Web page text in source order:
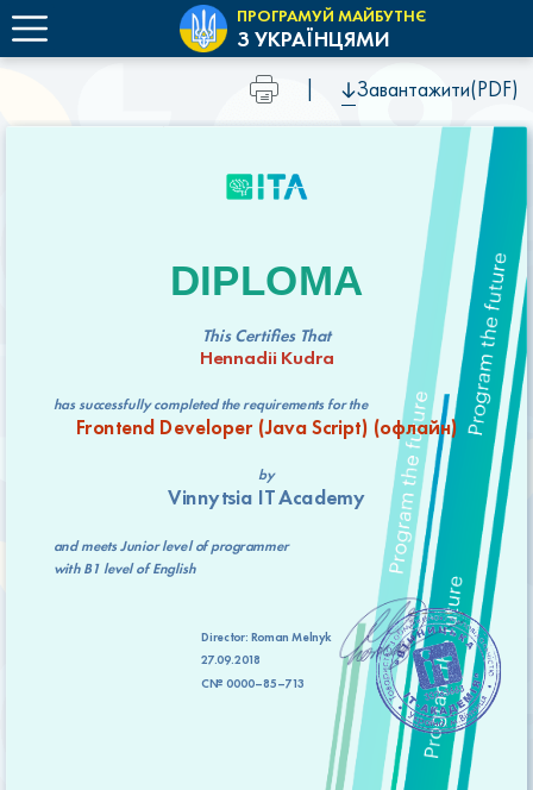
ПРОГРАМУЙ МАЙБУТНЄ
З УКРАЇНЦЯМИ
|
Завантажити(PDF)
DIPLOMA
This Certifies That
Hennadii Kudra
has successfully completed the requirements for the
Frontend Developer (Java Script) (офлайн)
by
Vinnytsia IT Academy
and meetsJunior levelof programmer
withB1 levelof English
Director: Roman Melnyk
27.09.2018
C№ 0000–85–713